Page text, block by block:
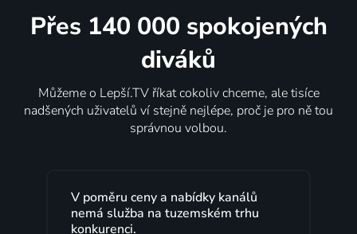
Přes 140 000 spokojených
diváků
Můžeme o Lepší.TV říkat cokoliv chceme, ale tisíce
nadšených uživatelů ví stejně nejlépe, proč je pro ně tou
správnou volbou.
V poměru ceny a nabídky kanálů
nemá služba na tuzemském trhu
konkurenci.